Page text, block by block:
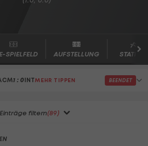
SPIELFELD AUFSTELLUNG
Einträge filtern(89)